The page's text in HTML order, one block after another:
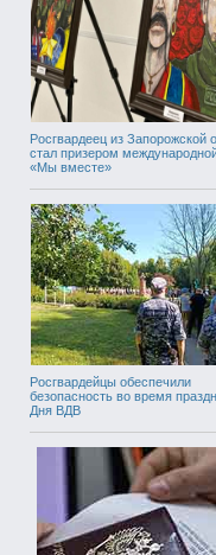
Росгвардеец из Запорожской
стал призером
«Мы вместе»
Росгвардейцы обеспечили
безопасность во время
Дня ВДВ